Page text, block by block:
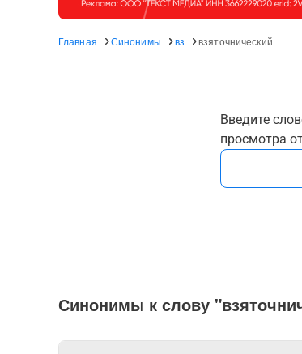
Главная Синонимы вз взяточнический
Введите
просмотра
Синонимы к слову